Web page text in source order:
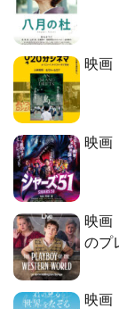
映画
映画
映画
のプ
映画